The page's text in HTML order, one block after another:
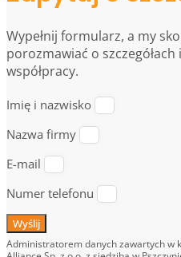
Wypełnij formularz, a my
porozmawiać o
współpracy.
Imię i nazwisko
Nazwa firmy
E-mail
Numer telefonu
Wyślij
Administratorem danych zawartych w